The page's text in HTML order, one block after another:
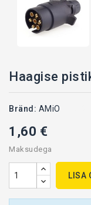
Haagise
Bränd: AMiO
1,60 €
Maksudega
LISA